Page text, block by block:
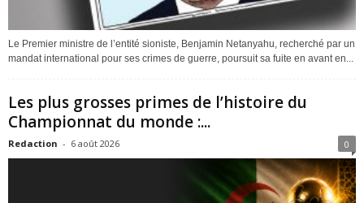
Le Premier ministre de l’entité sioniste, Benjamin Netanyahu, recherché par un
mandat international pour ses crimes de guerre, poursuit sa fuite en avant en...
Les plus grosses primes de l’histoire du
Championnat du monde :...
Redaction - 6 août 2026 0